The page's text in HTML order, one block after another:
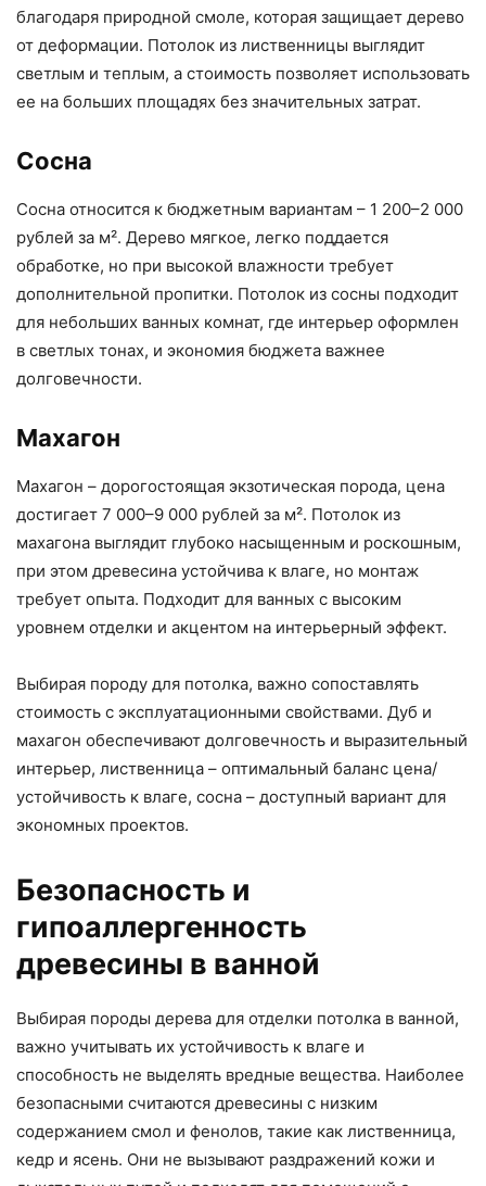
благодаря природной смоле, которая защищает дерево
от деформации. Потолок из лиственницы выглядит
светлым и теплым, а стоимость позволяет использовать
ее на больших площадях без значительных затрат.
Сосна
Сосна относится к бюджетным вариантам – 1 200–2 000
рублей за м². Дерево мягкое, легко поддается
обработке, но при высокой влажности требует
дополнительной пропитки. Потолок из сосны подходит
для небольших ванных комнат, где интерьер оформлен
в светлых тонах, и экономия бюджета важнее
долговечности.
Махагон
Махагон – дорогостоящая экзотическая порода, цена
достигает 7 000–9 000 рублей за м². Потолок из
махагона выглядит глубоко насыщенным и роскошным,
при этом древесина устойчива к влаге, но монтаж
требует опыта. Подходит для ванных с высоким
уровнем отделки и акцентом на интерьерный эффект.
Выбирая породу для потолка, важно сопоставлять
стоимость с эксплуатационными свойствами. Дуб и
махагон обеспечивают долговечность и выразительный
интерьер, лиственница – оптимальный баланс цена/
устойчивость к влаге, сосна – доступный вариант для
экономных проектов.
Безопасность и
гипоаллергенность
древесины в ванной
Выбирая породы дерева для отделки потолка в ванной,
важно учитывать их устойчивость к влаге и
способность не выделять вредные вещества. Наиболее
безопасными считаются древесины с низким
содержанием смол и фенолов, такие как лиственница,
кедр и ясень. Они не вызывают раздражений кожи и